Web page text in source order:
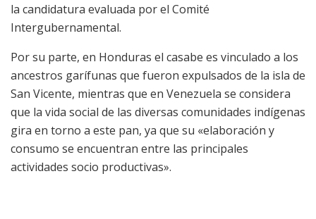
la candidatura evaluada por el Comité
Intergubernamental.
Por su parte, en Honduras el casabe es vinculado a los
ancestros garífunas que fueron expulsados ​​de la isla de
San Vicente, mientras que en Venezuela se considera
que la vida social de las diversas comunidades indígenas
gira en torno a este pan, ya que su «elaboración y
consumo se encuentran entre las principales
actividades socio productivas».